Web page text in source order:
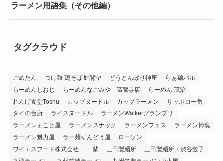
ラーメン用語集（その他編）
タグクラウド
ごめたん つけ麺 鶏そば 鯔背ヤ どうとんぼり神座
らぁ麺バル
らーめんしおじ
らーめんなごみや 高蔵寺店
らーめん 茂治
れんげ食堂Toshu
カップヌードル カップラーメン
サッポロ一番
タイの台所
ライスヌードル
ラーメンWalkerグランプリ
ラーメンまこと屋
ラーメンスナック ラーメンフェス
ラーメン博魂
ラーメン魁力屋
ラー麺ずんどう屋
ローソン
ワイエスフード株式会社
一蘭 三田製麺所
三田製麺所・渋谷餃子